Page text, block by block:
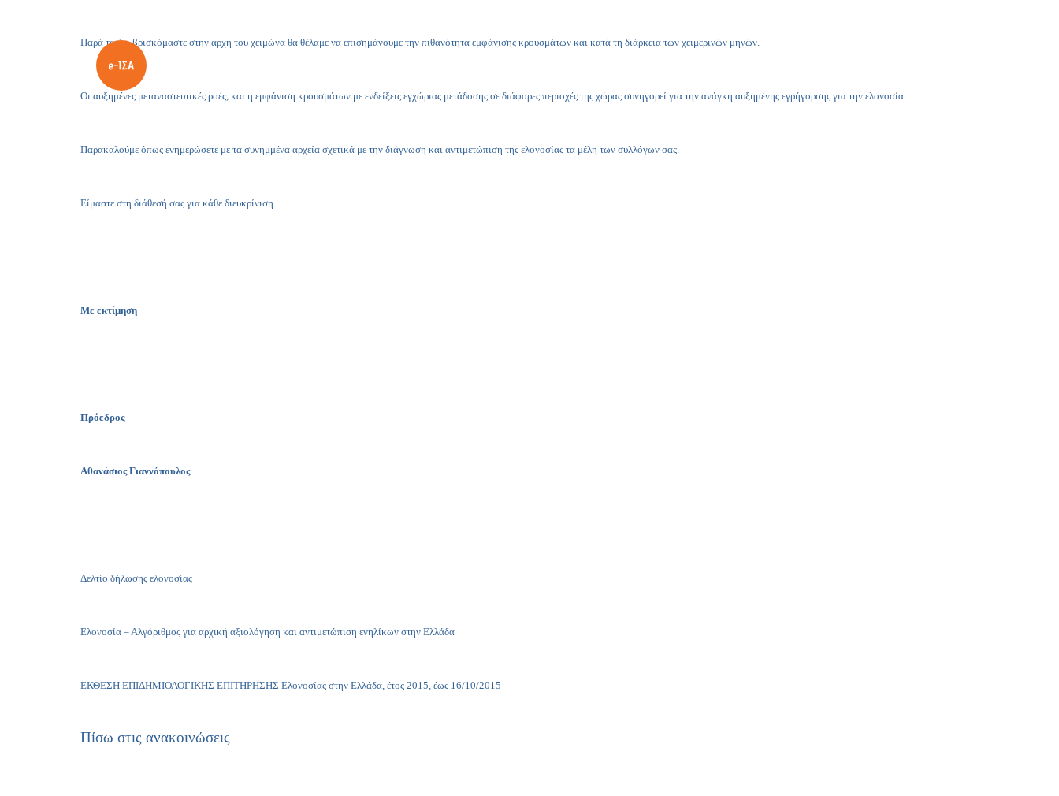
Παρά το ότι βρισκόμαστε στην αρχή του χειμώνα θα θέλαμε να επισημάνουμε την πιθανότητα εμφάνισης κρουσμάτων και κατά τη διάρκεια των χειμερινών μηνών.
Οι αυξημένες μεταναστευτικές ροές, και η εμφάνιση κρουσμάτων με ενδείξεις εγχώριας μετάδοσης σε διάφορες περιοχές της χώρας συνηγορεί για την ανάγκη αυξημένης εγρήγορσης για την ελονοσία.
Παρακαλούμε όπως ενημερώσετε με τα συνημμένα αρχεία σχετικά με την διάγνωση και αντιμετώπιση της ελονοσίας τα μέλη των συλλόγων σας.
Είμαστε στη διάθεσή σας για κάθε διευκρίνιση.
Mε εκτίμηση
Πρόεδρος
Αθανάσιος Γιαννόπουλος
Δελτίο δήλωσης ελονοσίας
Ελονοσία – Αλγόριθμος για αρχική αξιολόγηση και αντιμετώπιση ενηλίκων στην Ελλάδα
ΕΚΘΕΣΗ ΕΠΙΔΗΜΙΟΛΟΓΙΚΗΣ ΕΠΙΤΗΡΗΣΗΣ Ελονοσίας στην Ελλάδα, έτος 2015, έως 16/10/2015
Πίσω στις ανακοινώσεις